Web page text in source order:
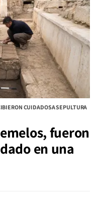
CUIDADOSA SEPULTURA
fueron
en una